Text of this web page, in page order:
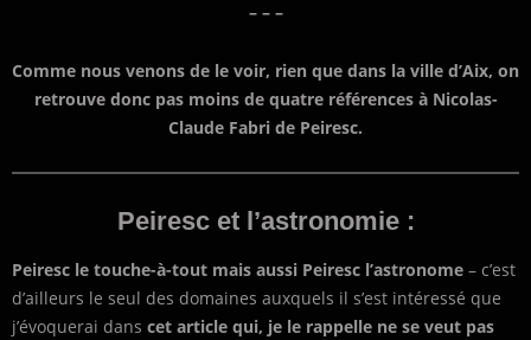
– – –
Comme nous venons de le voir, rien que dans la ville d’Aix, on
retrouve donc pas moins de quatre références à Nicolas-
Claude Fabri de Peiresc.
Peiresc et l’astronomie :
Peiresc le touche-à-tout mais aussi Peiresc l’astronome – c’est
d’ailleurs le seul des domaines auxquels il s’est intéressé que
j’évoquerai dans cet article qui, je le rappelle ne se veut pas